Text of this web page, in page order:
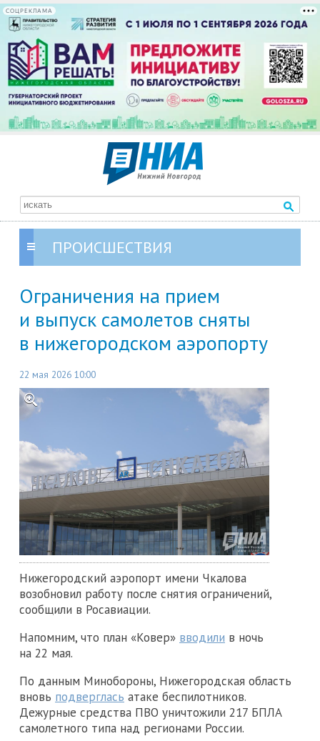
СОЦРЕКЛАМА
ПРОИСШЕСТВИЯ
Ограничения на прием
и выпуск самолетов сняты
в нижегородском аэропорту
22 мая 2026 10:00
Нижегородский аэропорт имени Чкалова
возобновил работу после снятия ограничений,
сообщили в Росавиации.
Напомним, что план «Ковер» вводили в ночь
на 22 мая.
По данным Минобороны, Нижегородская область
вновь подверглась атаке беспилотников.
Дежурные средства ПВО уничтожили 217 БПЛА
самолетного типа над регионами России.